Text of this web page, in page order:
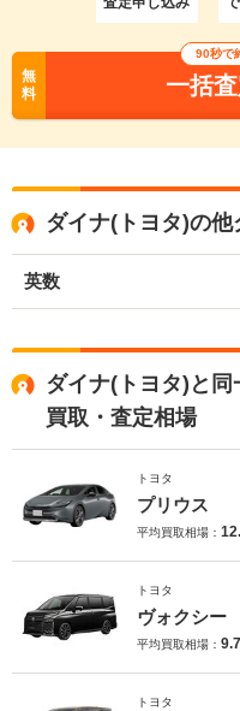
無
料
90秒で
一括
ダイナ(トヨタ)の
英数
ダイナ(トヨタ)と
買取・査定相場
トヨタ
プリウス
平均買取相場：
トヨタ
ヴォクシー
平均買取相場： 9.7
トヨタ